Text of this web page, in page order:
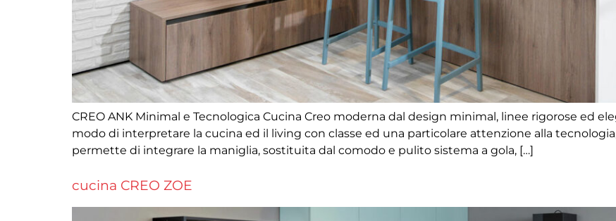
CREO ANK Minimal e Tecnologica Cucina Creo moderna dal design minimal, linee rigorose ed
modo di interpretare la cucina ed il living con classe ed una particolare attenzione alla
permette di integrare la maniglia, sostituita dal comodo e pulito sistema a gola, […]
cucina CREO ZOE